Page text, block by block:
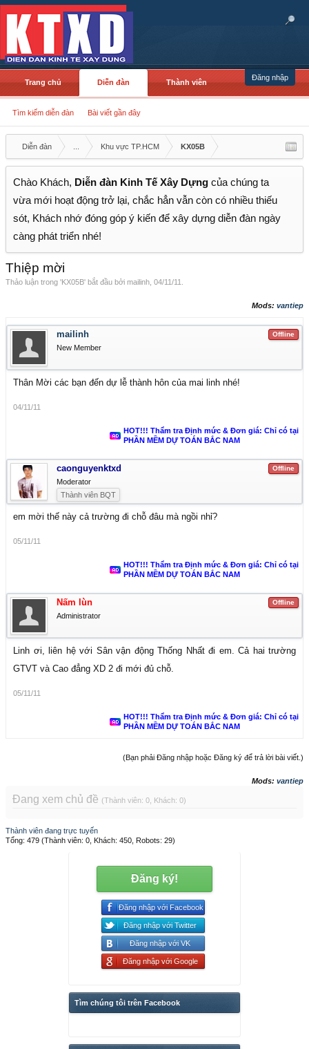
Đăng nhập
Trang chủ Diễn đàn
Tìm kiếm diễn đàn Bài viết gần đây
Thành viên
Diễn đàn Khu vực TP.HCM KX05B
Chào Khách, Diễn đàn Kinh Tế Xây Dựng của chúng ta
vừa mới hoạt động trở lại, chắc hẳn vẫn còn có nhiều thiếu
sót, Khách nhớ đóng góp ý kiến để xây dựng diễn đàn ngày
càng phát triển nhé!
Thiệp mời
Thảo luận trong 'KX05B' bắt đầu bởi mailinh 04/11/11
Mods: vantiep
Offline
mailinh
New Member
Thân Mời các bạn đến dự lễ thành hôn của mai linh nhé!
04/11/11
HOT!!! Thẩm tra Định mức & Đơn giá: Chỉ có tại
PHẦN MỀM DỰ TOÁN BẮC NAM
Offline
caonguyenktxd
Moderator
Thành viên BQT
em mời thế này cả trường đi chỗ đâu mà ngồi nhỉ?
05/11/11
HOT!!! Thẩm tra Định mức & Đơn giá: Chỉ có tại
PHẦN MỀM DỰ TOÁN BẮC NAM
Offline
Nấm lùn
Administrator
Linh ơi, liên hệ với Sân vận động Thống Nhất đi em. Cả hai trường
GTVT và Cao đẳng XD 2 đi mới đủ chỗ.
05/11/11
HOT!!! Thẩm tra Định mức & Đơn giá: Chỉ có tại
PHẦN MỀM DỰ TOÁN BẮC NAM
(Bạn phải Đăng nhập hoặc Đăng ký để trả lời bài viết.)
Mods: vantiep
Đang xem chủ đề (Thành viên: 0, Khách: 0)
Thành viên đang trực tuyến
Tổng: 479 (Thành viên: 0, Khách: 450, Robots: 29)
Đăng ký!
Đăng nhập với Facebook
Đăng nhập với Twitter
Đăng nhập với VK
Đăng nhập với Google
Tìm chúng tôi trên Facebook